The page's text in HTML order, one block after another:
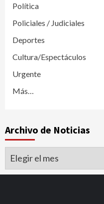
Política
Policiales / Judiciales
Deportes
Cultura/Espectáculos
Urgente
Más…
Archivo de Noticias
Archivo